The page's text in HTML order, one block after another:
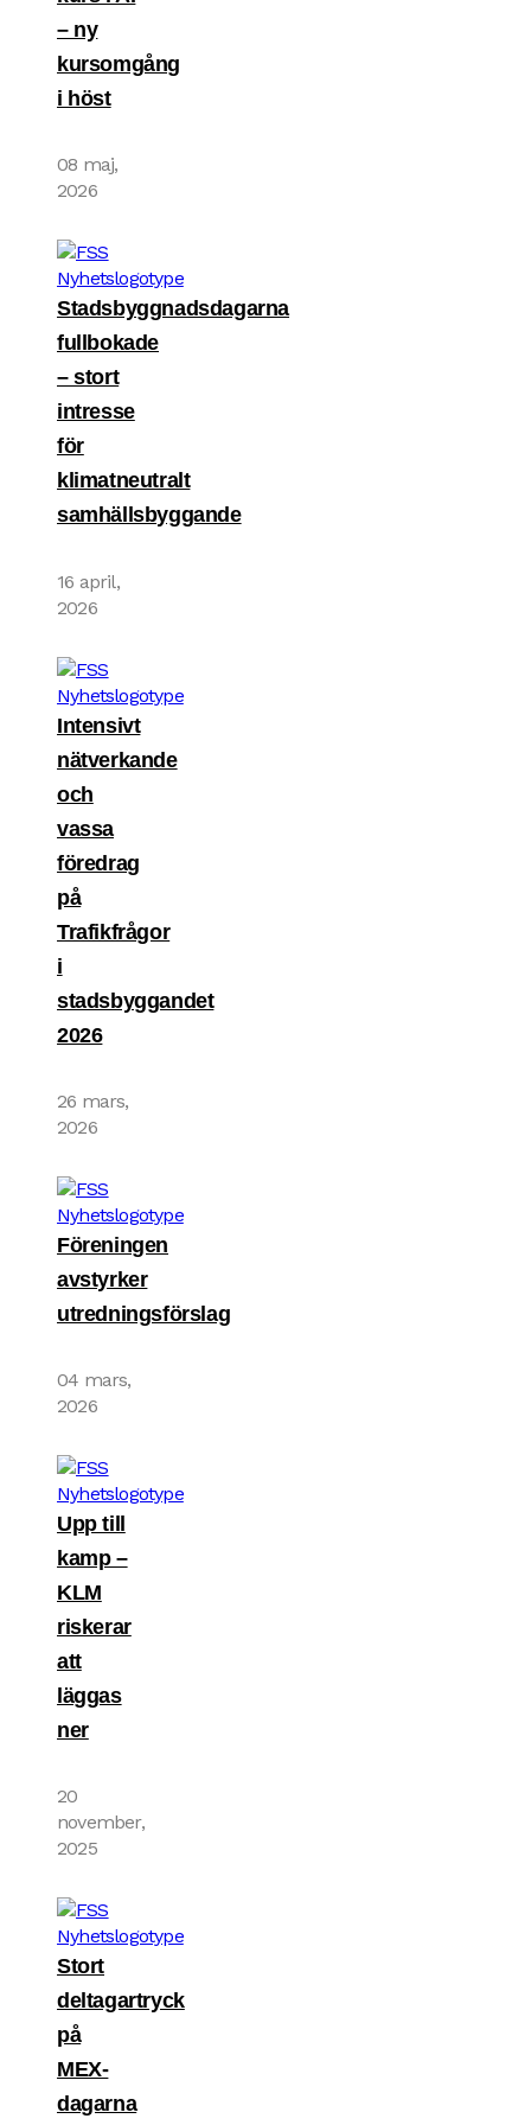
– ny
kursomgång
i höst
08 maj,
2026
Stadsbyggnadsdagarna
fullbokade
– stort
intresse
för
klimatneutralt
samhällsbyggande
16 april,
2026
Intensivt
nätverkande
och
vassa
föredrag
på
Trafikfrågor
i
stadsbyggandet
2026
26 mars,
2026
Föreningen
avstyrker
utredningsförslag
04 mars,
2026
Upp till
kamp –
KLM
riskerar
att
läggas
ner
20
november,
2025
Stort
deltagartryck
på
MEX-
dagarna